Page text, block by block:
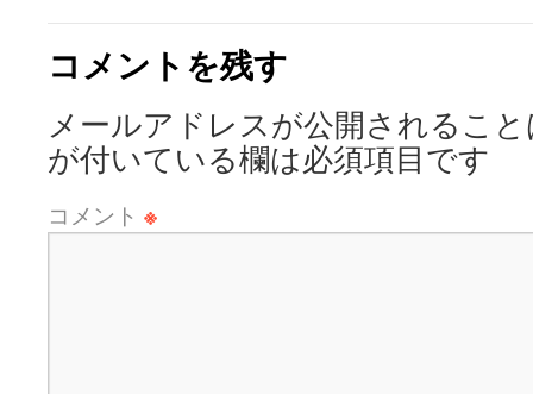
コメントを残す
メールアドレスが公開されるこ
が付いている欄は必須項目です
コメント ※